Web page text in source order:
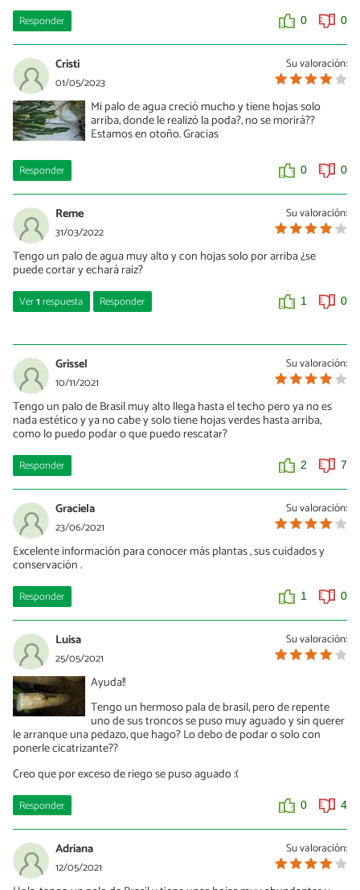
Responder 0 0
Su valoración:
Cristi
01/05/2023
Mi palo de agua creció mucho y tiene hojas solo
arriba, donde le realizó la poda?, no se morirá??
Estamos en otoño. Gracias
Responder 0 0
Su valoración:
Reme
31/03/2022
Tengo un palo de agua muy alto y con hojas solo por arriba ¿se
puede cortar y echará raiz?
Ver1respuesta Responder 1 0
23/11/2023
Al igual que la usuaria anterior me sucede lo mismo que hago
2
Su valoración:
Grissel
10/11/2021
Tengo un palo de Brasil muy alto llega hasta el techo pero ya no es
nada estético y ya no cabe y solo tiene hojas verdes hasta arriba,
como lo puedo podar o que puedo rescatar?
Responder 2 7
Su valoración:
Graciela
23/06/2021
Excelente información para conocer más plantas , sus cuidados y
conservación .
Responder 1 0
Su valoración:
Luisa
25/05/2021
Ayuda!!
Tengo un hermoso pala de brasil, pero de repente
uno de sus troncos se puso muy aguado y sin querer
le arranque una pedazo, que hago? Lo debo de podar o solo con
ponerle cicatrizante??
Creo que por exceso de riego se puso aguado :(
Responder 0 4
Su valoración:
Adriana
12/05/2021